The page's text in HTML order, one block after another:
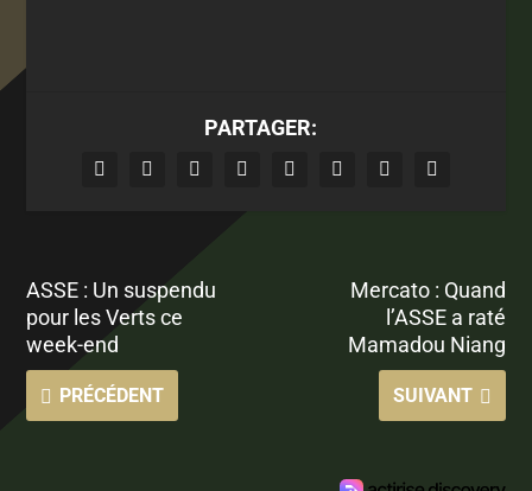
PARTAGER:
ASSE : Un suspendu
pour les Verts ce
week-end
PRÉCÉDENT
Mercato : Quand
l’ASSE a raté
Mamadou Niang
SUIVANT